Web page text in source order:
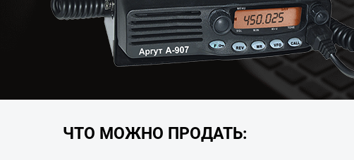
ЧТО МОЖНО ПРОДАТЬ: